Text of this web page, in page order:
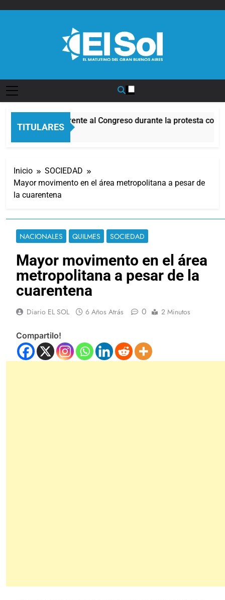
TITULARES
Incidentes frente al Congreso durante la protesta
3 Horas Atrás
Inicio
SOCIEDAD
Mayor movimento en el área metropolitana a pesar de
la cuarentena
NACIONALES QUILMES SOCIEDAD
Mayor movimento en el área
metropolitana a pesar de la
cuarentena
Diario EL SOL 6 Años Atrás 0 2 Minutos
Compartilo!